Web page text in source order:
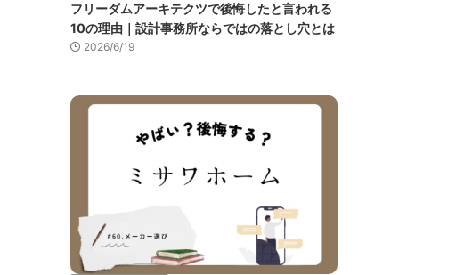
フリーダムアーキテクツで後悔したと言われる
10の理由｜設計事務所ならではの落とし穴とは
2026/6/19